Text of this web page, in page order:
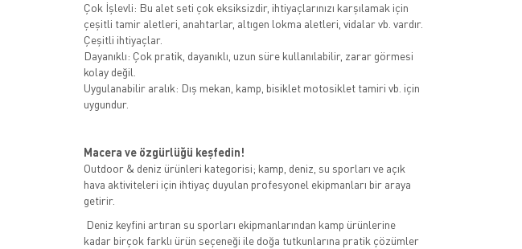
Çok İşlevli: Bu alet seti çok eksiksizdir, ihtiyaçlarınızı karşılamak için
çeşitli tamir aletleri, anahtarlar, altıgen lokma aletleri, vidalar vb. vardır.
Çeşitli ihtiyaçlar.
Dayanıklı: Çok pratik, dayanıklı, uzun süre kullanılabilir, zarar görmesi
kolay değil.
Uygulanabilir aralık: Dış mekan, kamp, bisiklet motosiklet tamiri vb. için
uygundur.
Macera ve özgürlüğü keşfedin!
Outdoor & deniz ürünleri kategorisi; kamp, deniz, su sporları ve açık
hava aktiviteleri için ihtiyaç duyulan profesyonel ekipmanları bir araya
getirir.
Deniz keyfini artıran su sporları ekipmanlarından kamp ürünlerine
kadar birçok farklı ürün seçeneği ile doğa tutkunlarına pratik çözümler